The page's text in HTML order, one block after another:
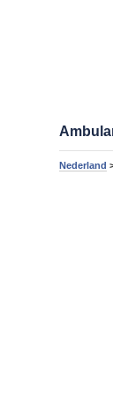
Nederland